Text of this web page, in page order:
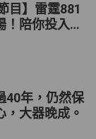
目】雷霆881
！陪你投入
40年，仍然保
，大器晚成。